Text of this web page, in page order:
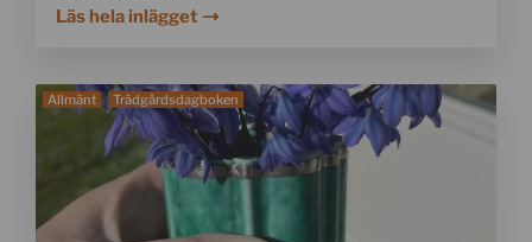
Arkitekturhistoria
Designikoner
Fornasetti
Föremålet
Läs hela inlägget
Allmänt Trädgårdsdagboken